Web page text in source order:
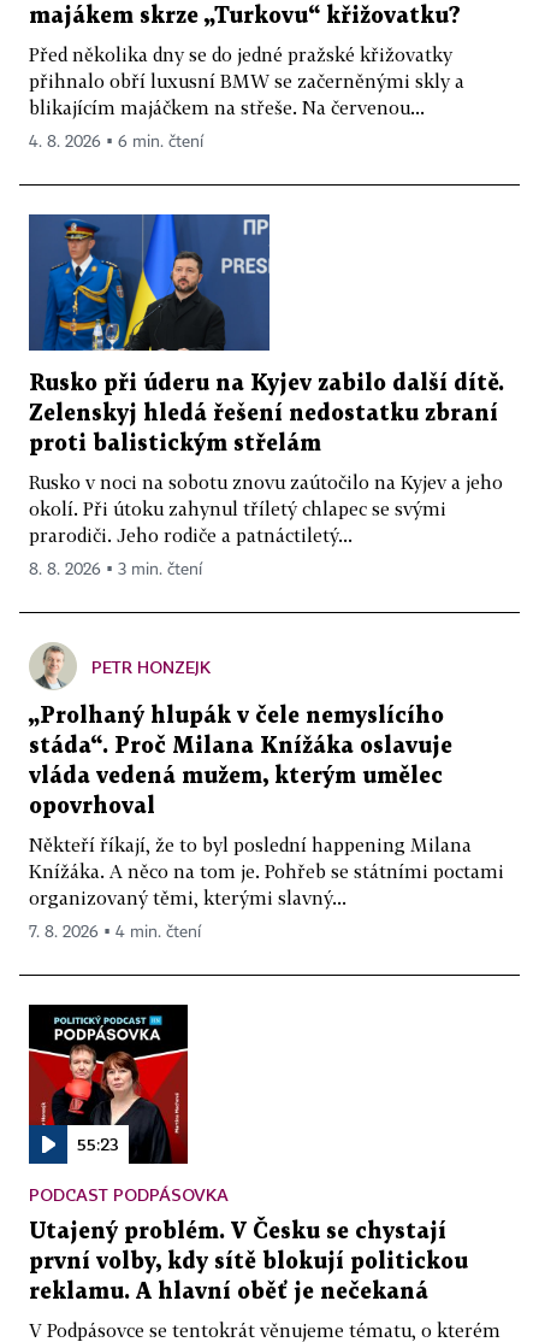
majákem skrze „Turkovu“ křižovatku?
Před několika dny se do jedné pražské křižovatky
přihnalo obří luxusní BMW se začerněnými skly a
blikajícím majáčkem na střeše. Na červenou...
4. 8. 2026 ▪ 6 min. čtení
Rusko při úderu na Kyjev zabilo další dítě.
Zelenskyj hledá řešení nedostatku zbraní
proti balistickým střelám
Rusko v noci na sobotu znovu zaútočilo na Kyjev a jeho
okolí. Při útoku zahynul tříletý chlapec se svými
prarodiči. Jeho rodiče a patnáctiletý...
8. 8. 2026 ▪ 3 min. čtení
PETR HONZEJK
„Prolhaný hlupák v čele nemyslícího
stáda“. Proč Milana Knížáka oslavuje
vláda vedená mužem, kterým umělec
opovrhoval
Někteří říkají, že to byl poslední happening Milana
Knížáka. A něco na tom je. Pohřeb se státními poctami
organizovaný těmi, kterými slavný...
7. 8. 2026 ▪ 4 min. čtení
55:23
PODCAST PODPÁSOVKA
Utajený problém. V Česku se chystají
první volby, kdy sítě blokují politickou
reklamu. A hlavní oběť je nečekaná
V Podpásovce se tentokrát věnujeme tématu, o kterém